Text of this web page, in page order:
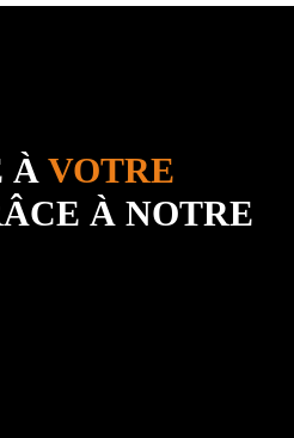
À VOTRE
À NOTRE